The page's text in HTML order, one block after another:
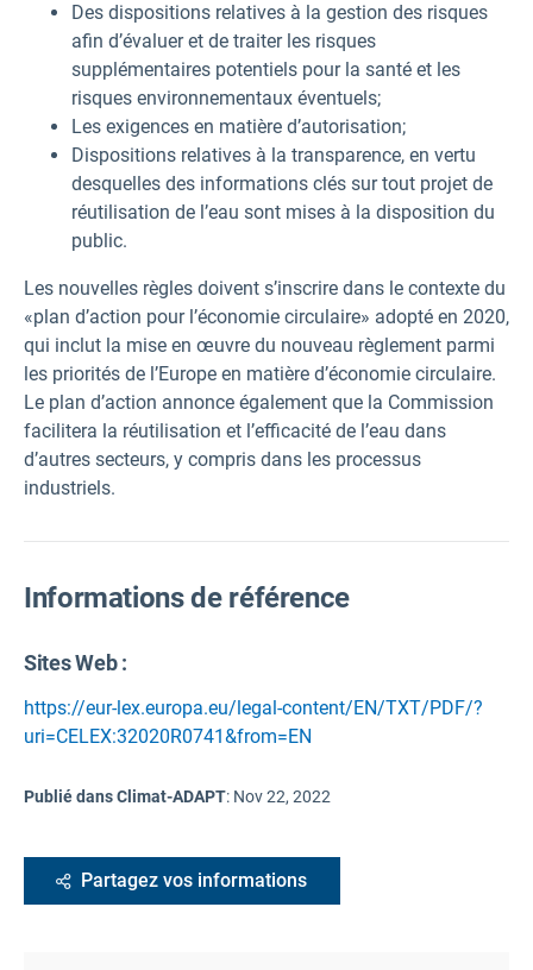
Des dispositions relatives à la gestion des risques
afin d’évaluer et de traiter les risques
supplémentaires potentiels pour la santé et les
risques environnementaux éventuels;
Les exigences en matière d’autorisation;
Dispositions relatives à la transparence, en vertu
desquelles des informations clés sur tout projet de
réutilisation de l’eau sont mises à la disposition du
public.
Les nouvelles règles doivent s’inscrire dans le contexte du
«plan d’action pour l’économie circulaire» adopté en 2020,
qui inclut la mise en œuvre du nouveau règlement parmi
les priorités de l’Europe en matière d’économie circulaire.
Le plan d’action annonce également que la Commission
facilitera la réutilisation et l’efficacité de l’eau dans
d’autres secteurs, y compris dans les processus
industriels.
Informations de référence
Sites Web :
https://eur-lex.europa.eu/legal-content/EN/TXT/PDF/?
uri=CELEX:32020R0741&from=EN
Publié dans Climat-ADAPT: Nov 22, 2022
Partagez vos informations